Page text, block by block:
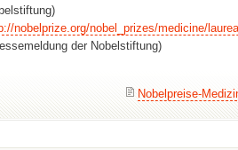
nobelprize.org/nobel_prizes/medicine/
der Nobelstiftung)
Nobelpreise-